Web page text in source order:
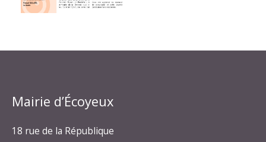
Mairie d’Écoyeux
18 rue de la République